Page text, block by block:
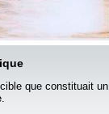
que constituait un